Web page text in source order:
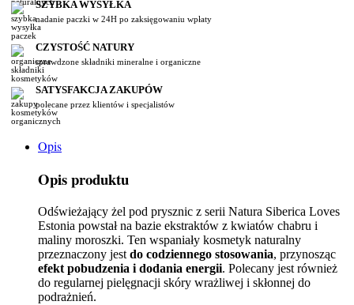
SZYBKA WYSYŁKA
nadanie paczki w 24H po zaksięgowaniu wpłaty
CZYSTOŚĆ NATURY
sprawdzone składniki mineralne i organiczne
SATYSFAKCJA ZAKUPÓW
polecane przez klientów i specjalistów
Opis
Opis produktu
Odświeżający żel pod prysznic z serii Natura Siberica Loves
Estonia powstał na bazie ekstraktów z kwiatów chabru i
maliny moroszki. Ten wspaniały kosmetyk naturalny
przeznaczony jest do codziennego stosowania, przynosząc
efekt pobudzenia i dodania energii. Polecany jest również
do regularnej pielęgnacji skóry wrażliwej i skłonnej do
podrażnień.